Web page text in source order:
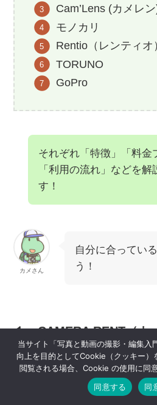
Cam’Lens (カメレ
モノカリ
Rentio（レンティオ
TORUNO
GoPro
それぞれ「特徴」「料金
「利用の流れ」などを解
す！
カメさん
自分に合ってい
う！
１：CAMERA RENT（カ
当サイト「写真と動画の撮影・編集入
向上を目的としてCookie（クッキー）
閲覧される場合、Cookie の使用に同
同意する
同